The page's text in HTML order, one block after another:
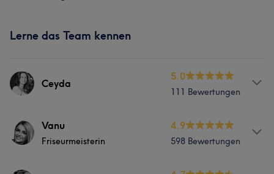
Lerne das Team kennen
Ceyda
5.0
111 Bewertungen
ServicesVanu
Friseurmeisterin
4.9
598 Bewertungen